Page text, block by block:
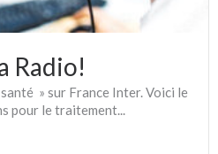
Radio!
santé » sur France Inter. Voici le
pour le traitement...